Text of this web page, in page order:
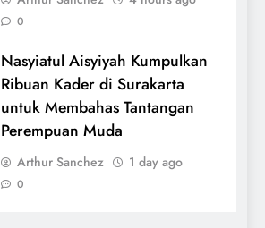
0
Nasyiatul Aisyiyah Kumpulkan
Ribuan Kader di Surakarta
untuk Membahas Tantangan
Perempuan Muda
Arthur Sanchez 1 day ago
0